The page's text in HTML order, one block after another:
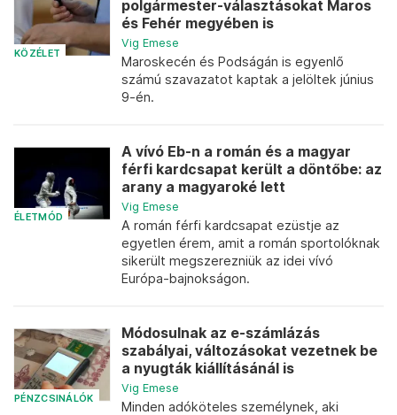
KÖZÉLET
polgármester-választásokat Maros
és Fehér megyében is
Vig Emese
Maroskecén és Podságán is egyenlő
számú szavazatot kaptak a jelöltek június
9-én.
ÉLETMÓD
A vívó Eb-n a román és a magyar
férfi kardcsapat került a döntőbe: az
arany a magyaroké lett
Vig Emese
A román férfi kardcsapat ezüstje az
egyetlen érem, amit a román sportolóknak
sikerült megszerezniük az idei vívó
Európa-bajnokságon.
PÉNZCSINÁLÓK
Módosulnak az e-számlázás
szabályai, változásokat vezetnek be
a nyugták kiállításánál is
Vig Emese
Minden adóköteles személynek, aki